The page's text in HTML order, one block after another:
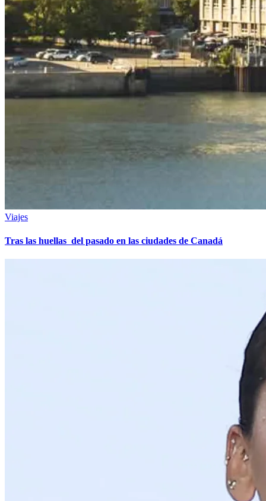
Viajes
Tras las huellas del pasado en las ciudades de Canadá